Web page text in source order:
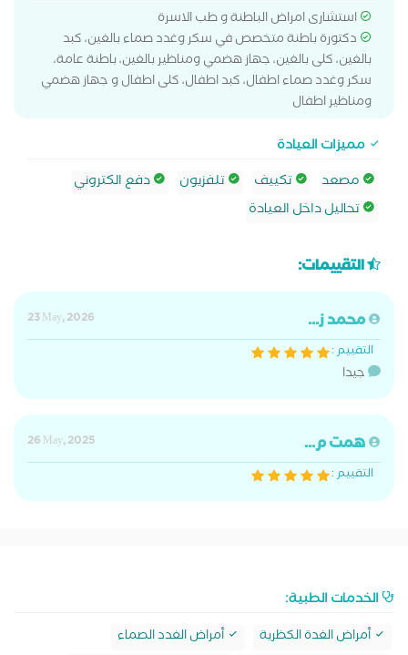
استشارى امراض الباطنة و طب الاسرة
دكتورة باطنة متخصص في سكر وغدد صماء بالغين، كبد
بالغين، كلى بالغين، جهاز هضمي ومناظير بالغين، باطنة عامة،
سكر وغدد صماء اطفال، كبد اطفال، كلى اطفال و جهاز هضمي
ومناظير اطفال
مميزات العيادة
مصعد
تكييف تلفزيون
دفع الكتروني
تحاليل داخل العيادة
التقييمات:
محمد ز...
23 May, 2026
التقييم :
جيدا
همت م...
26 May, 2025
التقييم :
الخدمات الطبية:
أمراض الغدة الكظرية
أمراض الغدد الصماء